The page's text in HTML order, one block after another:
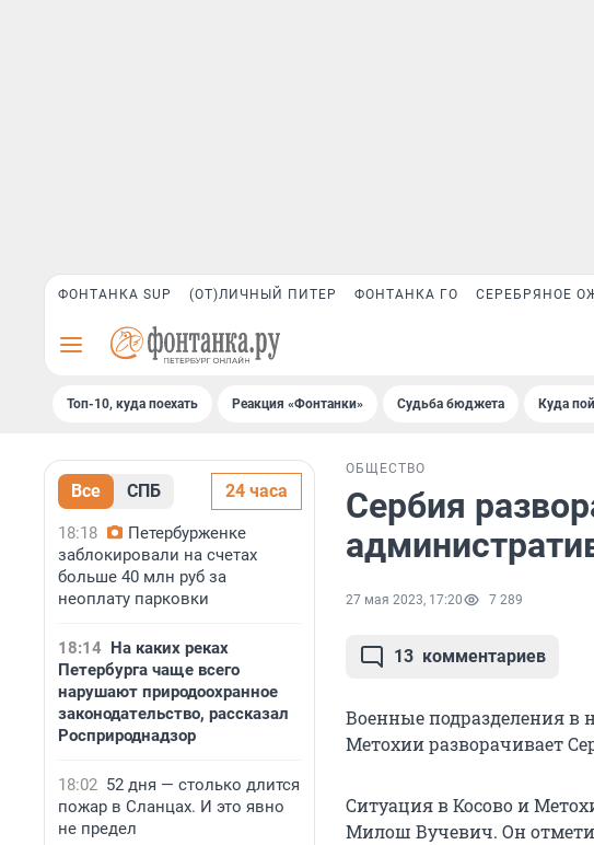
ФОНТАНКА SUP (ОТ)ЛИЧНЫЙ ПИТЕР ФОНТАНКА ГО СЕРЕБРЯНОЕ
Топ-10, куда поехать Реакция «Фонтанки» Судьба бюджета Куда
Все СПБ 24 часа
18:18
Петербурженке
заблокировали на счетах
больше 40 млн руб за
неоплату парковки
18:14 На каких реках
Петербурга чаще всего
нарушают природоохранное
законодательство, рассказал
Росприроднадзор
18:02 52 дня — столько длится
пожар в Сланцах. И это явно
не предел
ОБЩЕСТВО
Сербия
27 мая 2023, 17:20 7 289
13 комментариев
Военные подразделения в
Метохии разворачивает
Ситуация в Косово и
Милош Вучевич. Он